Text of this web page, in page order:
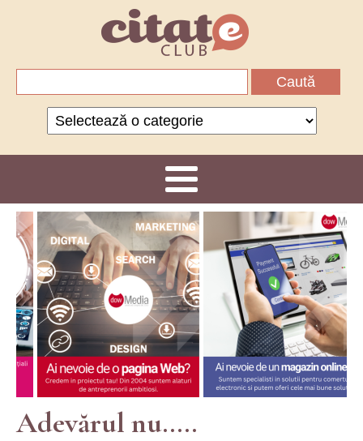
Categorii
Adevărul nu.....